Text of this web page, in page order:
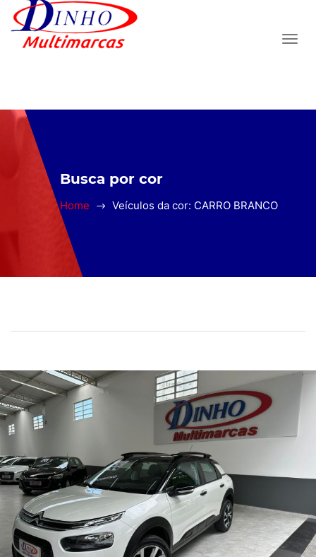
Busca por cor
Home Veículos da cor: CARRO BRANCO